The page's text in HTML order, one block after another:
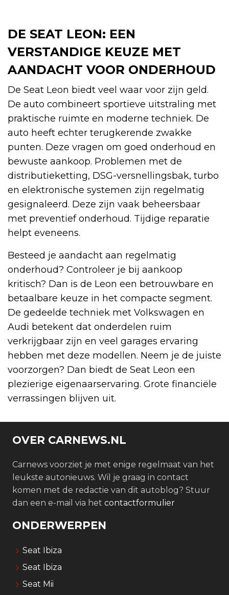
DE SEAT LEON: EEN
VERSTANDIGE KEUZE MET
AANDACHT VOOR ONDERHOUD
De Seat Leon biedt veel waar voor zijn geld.
De auto combineert sportieve uitstraling met
praktische ruimte en moderne techniek. De
auto heeft echter terugkerende zwakke
punten. Deze vragen om goed onderhoud en
bewuste aankoop. Problemen met de
distributieketting, DSG-versnellingsbak, turbo
en elektronische systemen zijn regelmatig
gesignaleerd. Deze zijn vaak beheersbaar
met preventief onderhoud. Tijdige reparatie
helpt eveneens.
Besteed je aandacht aan regelmatig
onderhoud? Controleer je bij aankoop
kritisch? Dan is de Leon een betrouwbare en
betaalbare keuze in het compacte segment.
De gedeelde techniek met Volkswagen en
Audi betekent dat onderdelen ruim
verkrijgbaar zijn en veel garages ervaring
hebben met deze modellen. Neem je de juiste
voorzorgen? Dan biedt de Seat Leon een
plezierige eigenaarservaring. Grote financiële
verrassingen blijven uit.
OVER CARNEWS.NL
Carnews voorziet je met enige regelmaat van het
leukste autonieuws. Wil je graag in contact
komen met de redactie van dit autoblog? Stuur
dan een e-mail via het contactformulier
ONDERWERPEN
Seat Ibiza
Seat Ibiza
Seat Mii